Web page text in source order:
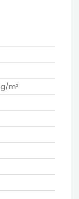
m²